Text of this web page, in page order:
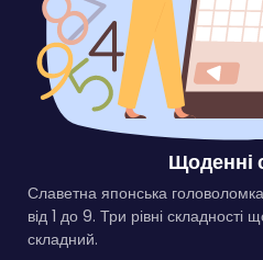
Щоденні
Славетна японська
від 1 до 9. Три рівні складності
складний.